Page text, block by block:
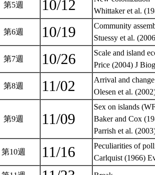
第5週 10/12
Whittaker et al.
第6週 10/19
Community
Stuessy et al.
第7週 10/26
Scale and island
Price (2004) J
第8週 11/02
Arrival and
Olesen et al.
第9週 11/09
Sex on islands
Baker and Cox
Parrish et al.
第10週 11/16
Peculiarities of
Carlquist (1966)